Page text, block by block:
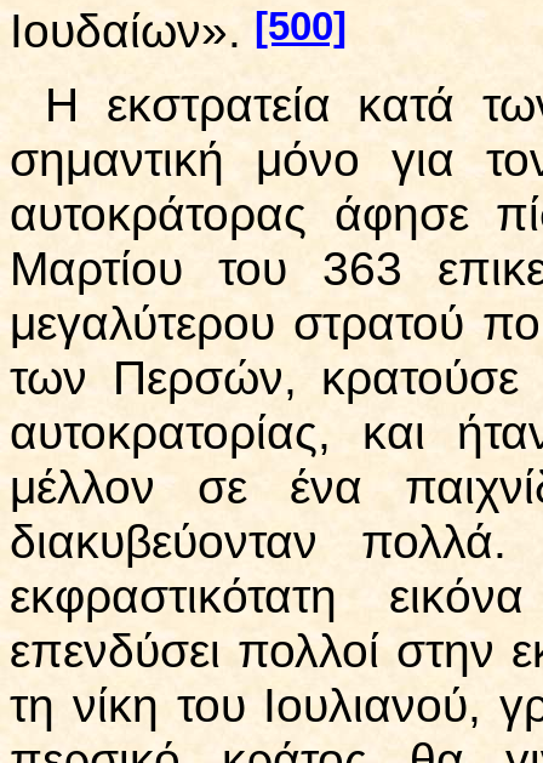
Ιουδαίων». [500]
Η εκστρατεία κατά
σημαντική μόνο για
αυτοκράτορας άφησε
Μαρτίου του 363
μεγαλύτερου στρατού
των Περσών, κρατούσε
αυτοκρατορίας, και
μέλλον σε ένα
διακυβεύονταν
εκφραστικότατη
επενδύσει πολλοί στην
τη νίκη του Ιουλιανού,